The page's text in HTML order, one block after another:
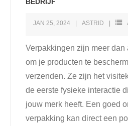
JAN 25, 2024 ASTRID
Verpakkingen zijn meer dan
om je producten te
verzenden. Ze zijn het
de eerste fysieke interactie
jouw merk heeft. Een goed
verpakking kan direct een